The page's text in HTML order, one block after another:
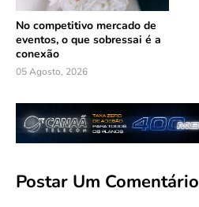
No competitivo mercado de
eventos, o que sobressai é a
conexão
05 Agosto, 2026
Postar Um Comentário